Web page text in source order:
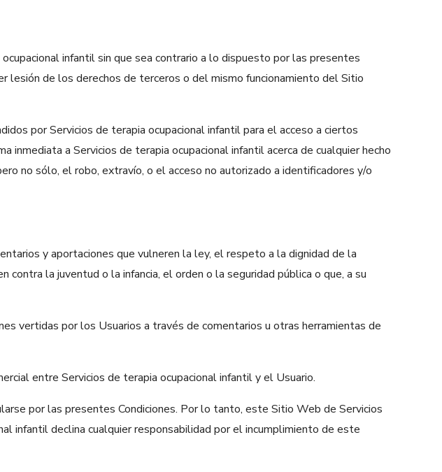
infantil sin que sea contrario a lo dispuesto por las presentes
lesión de los derechos de terceros o del mismo funcionamiento del Sitio
por Servicios de terapia ocupacional infantil para el acceso a ciertos
a Servicios de terapia ocupacional infantil acerca de cualquier hecho
no sólo, el robo, extravío, o el acceso no autorizado a identificadores y/o
y aportaciones que vulneren la ley, el respeto a la dignidad de la
la juventud o la infancia, el orden o la seguridad pública o que, a su
vertidas por los Usuarios a través de comentarios u otras herramientas de
entre Servicios de terapia ocupacional infantil y el Usuario.
por las presentes Condiciones. Por lo tanto, este Sitio Web de Servicios
infantil declina cualquier responsabilidad por el incumplimiento de este